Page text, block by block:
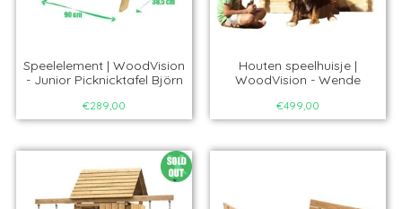
Speelelement | WoodVision
- Junior Picknicktafel Björn
€289,00
Houten speelhuisje |
WoodVision - Wende
€499,00